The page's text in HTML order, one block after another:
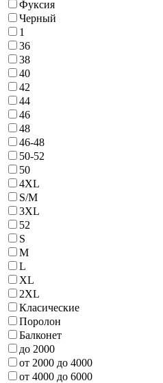
Фуксия
Черный
1
36
38
40
42
44
46
48
46-48
50-52
50
4ХL
S/M
3XL
52
S
M
L
XL
2XL
Класические
Поролон
Балконет
до 2000
от 2000 до 4000
от 4000 до 6000